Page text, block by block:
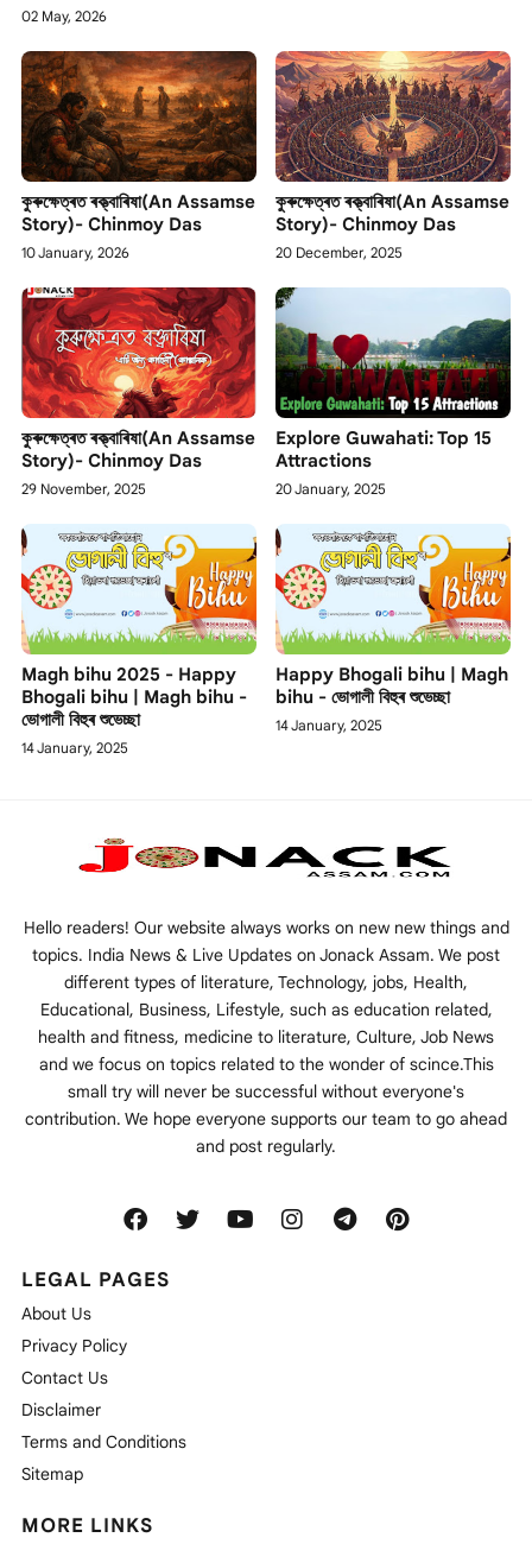
02 May, 2026
কুৰুক্ষেত্ৰত ৰক্ত্বাৰিষা(An Assamse
Story)- Chinmoy Das
10 January, 2026
কুৰুক্ষেত্ৰত ৰক্ত্বাৰিষা(An Assamse
Story)- Chinmoy Das
20 December, 2025
কুৰুক্ষেত্ৰত ৰক্ত্বাৰিষা(An Assamse
Story)- Chinmoy Das
29 November, 2025
Explore Guwahati: Top 15
Attractions
20 January, 2025
Magh bihu 2025 - Happy
Bhogali bihu | Magh bihu -
ভোগালী বিহুৰ শুভেচ্ছা
14 January, 2025
Happy Bhogali bihu | Magh
bihu - ভোগালী বিহুৰ শুভেচ্ছা
14 January, 2025
Hello readers! Our website always works on new new things and
topics. India News & Live Updates on Jonack Assam. We post
different types of literature, Technology, jobs, Health,
Educational, Business, Lifestyle, such as education related,
health and fitness, medicine to literature, Culture, Job News
and we focus on topics related to the wonder of scince.This
small try will never be successful without everyone's
contribution. We hope everyone supports our team to go ahead
and post regularly.
LEGAL PAGES
About Us
Privacy Policy
Contact Us
Disclaimer
Terms and Conditions
Sitemap
MORE LINKS